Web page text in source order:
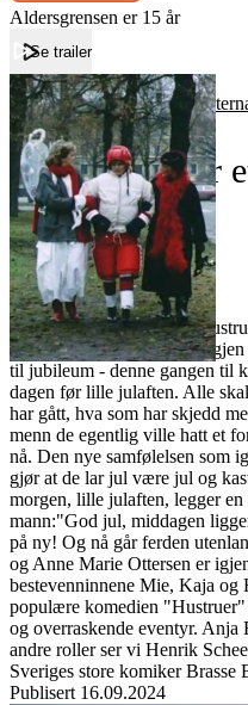
Aldersgrensen er 15 år
Se trailer
Forside Lærerværelset
Hustruer - ti år
Film
Forfatter:
Leverandør:
Norgesfilm AS
Lisens:
Ti år er gått etter at de tre
møter vi våre tre heltinner
til jubileum - denne gangen til
dagen før lille julaften. Alle
har gått, hva som har skjedd
menn de egentlig ville hatt et
nå. Den nye samfølelsen som
gjør at de lar jul være jul og
morgen, lille julaften, legger
mann:"God jul, middagen
på ny! Og nå går ferden
og Anne Marie Ottersen er
bestevenninnene Mie, Kaja og
populære komedien "Hustruer"
og overraskende eventyr.
andre roller ser vi Henrik
Sveriges store komiker Brasse
Publisert 16.09.2024